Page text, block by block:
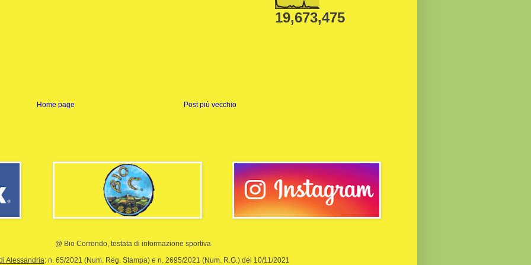
Post più vecchio
Home page
19,673,475
@ Bio Correndo, testata di informazione sportiva
Alessandria: n. 65/2021 (Num. Reg. Stampa) e n. 2695/2021 (Num. R.G.) del 10/11/2021